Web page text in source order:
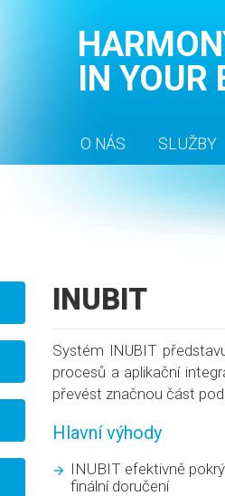
IN YOUR
O NÁS SLUŽBY
INUBIT
Systém INUBIT
procesů a aplikační
převést značnou část
Hlavní výhody
INUBIT efektivně
finální doručení